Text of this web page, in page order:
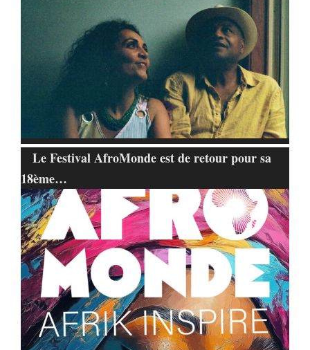
Le Festival AfroMonde est de retour pour sa
18ème…